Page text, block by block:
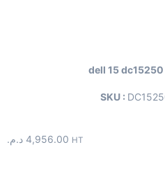
dell 15
SKU :
4,956.00 د.م. HT